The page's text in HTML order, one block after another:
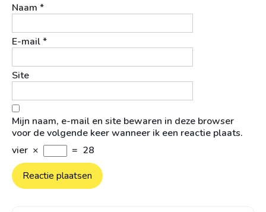
Naam *
E-mail*
Site
Mijn naam, e-mail en site bewaren in deze browser
voor de volgende keer wanneer ik een reactie plaats.
vier × = 28